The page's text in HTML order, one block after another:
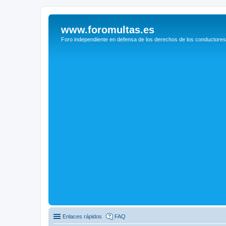
www.foromultas.es
Foro independiente en defensa de los derechos de los
Enlaces rápidos FAQ